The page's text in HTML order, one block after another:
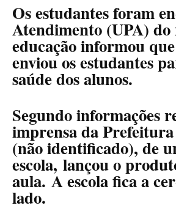
Os estudantes foram
Atendimento (UPA)
educação informou
enviou os estudantes
saúde dos alunos.
Segundo informações
imprensa da
(não identificado), de
escola, lançou o
aula. A escola fica a
lado.